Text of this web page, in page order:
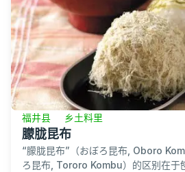
福井县 乡土料里
朦胧昆布
“朦胧昆布”（おぼろ昆布, Oboro
ろ昆布, Tororo Kombu）的区别在于